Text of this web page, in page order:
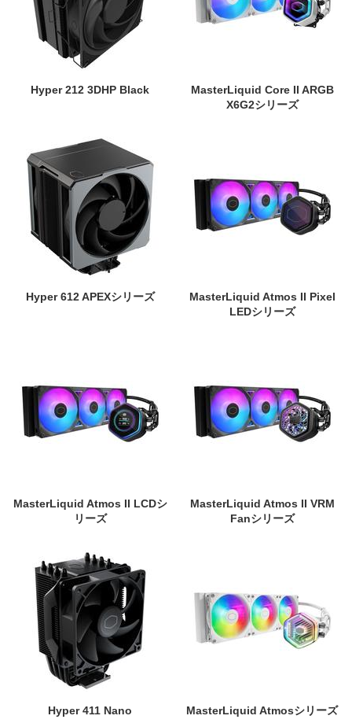
Hyper 212 3DHP Black
MasterLiquid Core II ARGB
X6G2シリーズ
Hyper 612 APEXシリーズ
MasterLiquid Atmos II Pixel
LEDシリーズ
MasterLiquid Atmos II LCDシ
リーズ
MasterLiquid Atmos II VRM
Fanシリーズ
Hyper 411 Nano MasterLiquid Atmosシリーズ